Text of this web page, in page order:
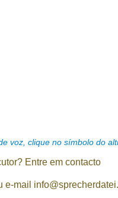
voz, clique no símbolo do
Entre em contacto
e-mail